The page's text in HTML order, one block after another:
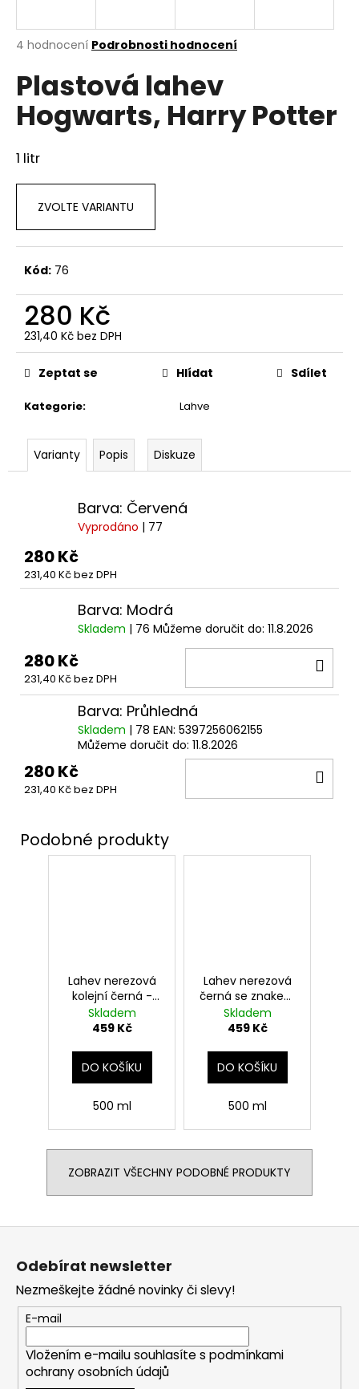
Průměrné
produktu
je
4,5
hvězdiček.
4 hodnocení Podrobnosti hodnocení
Plastová lahev
Hogwarts, Harry Potter
1 litr
ZVOLTE VARIANTU
Kód: 76
280 Kč
231,40 Kč bez DPH
Měrná
cena:
Kategorie: Lahve
Zeptat se Hlídat Sdílet
Varianty Popis Diskuze
Barva: Červená
Vyprodáno | 77
280 Kč
231,40 Kč bez DPH
Barva: Modrá
Skladem | 76 Můžeme doručit do: 11.8.2026
280 Kč
231,40 Kč bez DPH
Barva: Průhledná
Skladem | 78 EAN: 5397256062155
Můžeme doručit do: 11.8.2026
280 Kč
231,40 Kč bez DPH
Lahev nerezová
kolejní černá -
Zmijozel, Harry
Potter
Skladem
459 Kč
DO KOŠÍKU
500 ml
Lahev nerezová
černá se znakem
Zmijozel, Harry
Potter
Skladem
459 Kč
DO KOŠÍKU
500 ml
ZOBRAZIT VŠECHNY PODOBNÉ PRODUKTY
j
t
?
HLEDAT
o
p
o
u
u
e
HARRY
POTTER
130
Odebírat newsletter
Nezmeškejte žádné novinky či slevy!
E-mail
Vložením e-mailu souhlasíte s podmínkami
ochrany osobních údajů